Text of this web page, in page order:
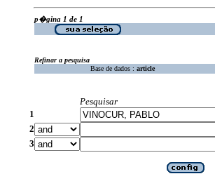
p�gina 1 de 1
Refinar a pesquisa
Base de dados : article
Pesquisar
1
2
3